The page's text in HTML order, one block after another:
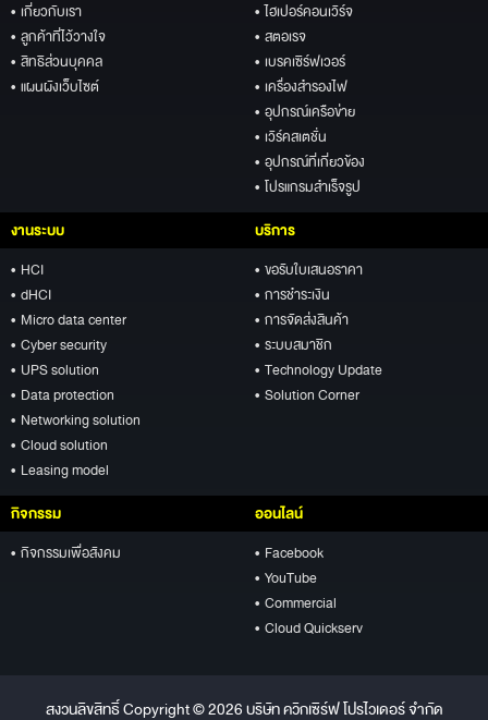
• เกี่ยวกับเรา
• ลูกค้าที่ไว้วางใจ
• สิทธิส่วนบุคคล
• แผนผังเว็บไซต์
• ไฮเปอร์คอนเวิร์จ
• สตอเรจ
• เบรคเซิร์ฟเวอร์
• เครื่องสำรองไฟ
• อุปกรณ์เครือข่าย
• เวิร์คสเตชั่น
• อุปกรณ์ที่เกี่ยวข้อง
• โปรแกรมสำเร็จรูป
งานระบบ
• HCI
• dHCI
• Micro data center
• Cyber security
• UPS solution
• Data protection
• Networking solution
• Cloud solution
• Leasing model
บริการ
• ขอรับใบเสนอราคา
• การชำระเงิน
• การจัดส่งสินค้า
• ระบบสมาชิก
• Technology Update
• Solution Corner
กิจกรรม
• กิจกรรมเพื่อสังคม
ออนไลน์
• Facebook
• YouTube
• Commercial
• Cloud Quickserv
สงวนลิขสิทธิ์ Copyright © 2026 บริษัท ควิกเซิร์ฟ โปรไวเดอร์ จำกัด